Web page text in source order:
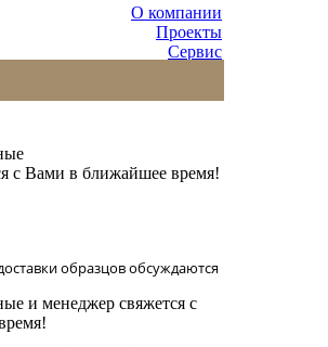
О компании
Проекты
Сервис
с Вами в ближайшее время!
образцов обсуждаются
и менеджер свяжется с